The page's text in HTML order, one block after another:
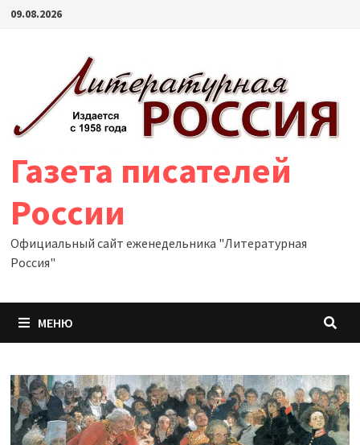
Перейти
09.08.2026
Газета писателей
России
Официальный сайт еженедельника "Литературная
Россия"
МЕНЮ